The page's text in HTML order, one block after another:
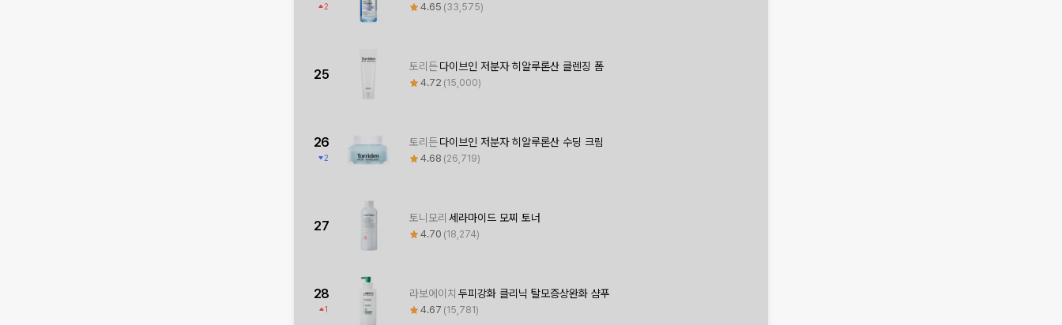
2 4.65 33,575
25
토리든다이브인 저분자 히알루론산 클렌징 폼
4.72 15,000
26
2
토리든다이브인 저분자 히알루론산 수딩 크림
4.68 26,719
27
토니모리 세라마이드 모찌 토너
4.70 18,274
28
1
라보에이치 두피강화 클리닉 탈모증상완화 샴푸
4.67 15,781